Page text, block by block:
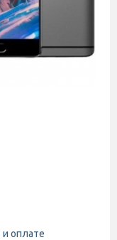
и оплате